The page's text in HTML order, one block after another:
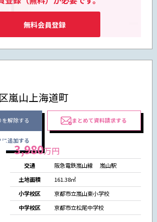
無料会員登録
嵐山上海道町
を解除する
に追加する
まとめて資料請求する
3,980万円
交通 阪急電鉄嵐山線 嵐山駅
土地面積
161.38㎡
小学校区
京都市立嵐山東小学校
中学校区
京都市立松尾中学校